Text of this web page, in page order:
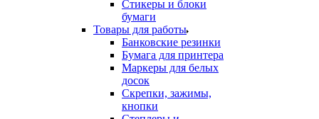
Стикеры и блоки
бумаги
Товары для работы
Банковские резинки
Бумага для принтера
Маркеры для белых
досок
Скрепки, зажимы,
кнопки